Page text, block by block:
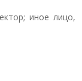
иное лицо,